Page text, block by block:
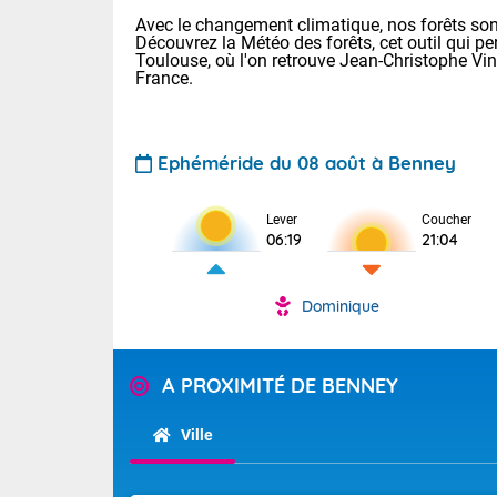
Avec le changement climatique, nos forêts
Découvrez la Météo des forêts, cet outil qui
Toulouse, où l'on retrouve Jean-Christophe
France.
Ephéméride du 08 août à Benney
Lever
06:19
Coucher
21:04
Dominique
A PROXIMITÉ DE BENNEY
Ville
Voici les
: 34 Lyon :
Rennes : 33
36 Nice : 32
circulent en
installées